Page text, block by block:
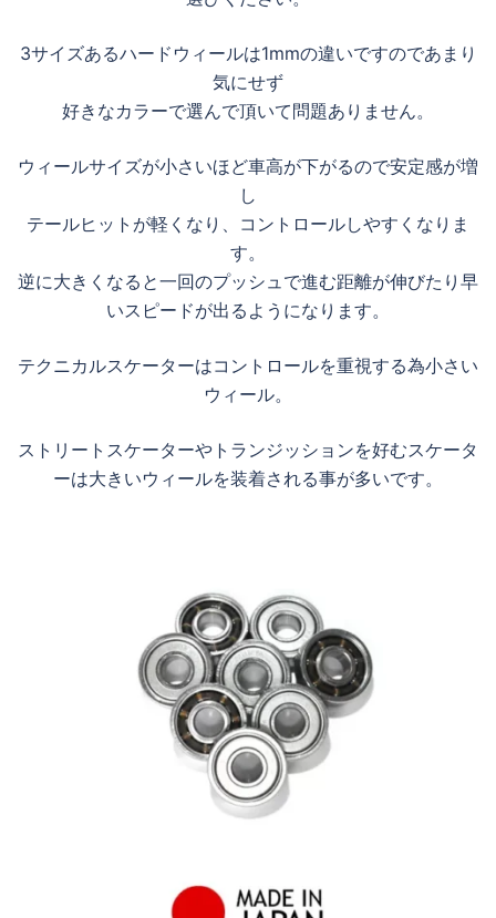
3サイズあるハードウィールは1mmの違いですのであまり
気にせず
好きなカラーで選んで頂いて問題ありません。
ウィールサイズが小さいほど車高が下がるので安定感が増
し
テールヒットが軽くなり、コントロールしやすくなりま
す。
逆に大きくなると一回のプッシュで進む距離が伸びたり早
いスピードが出るようになります。
テクニカルスケーターはコントロールを重視する為小さい
ウィール。
ストリートスケーターやトランジッションを好むスケータ
ーは大きいウィールを装着される事が多いです。